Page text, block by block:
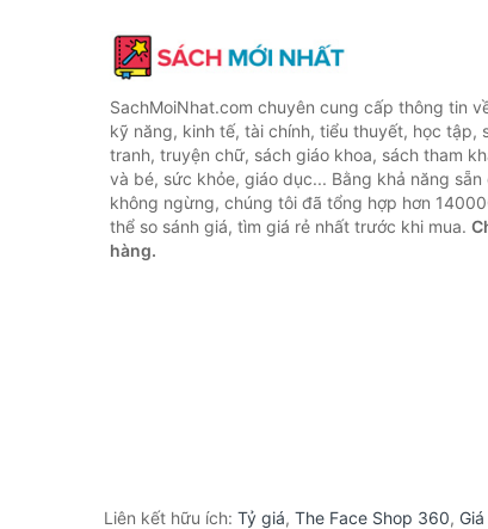
SachMoiNhat.com chuyên cung cấp thông tin
kỹ năng, kinh tế, tài chính, tiểu thuyết, học tập,
tranh, truyện chữ, sách giáo khoa, sách tham
và bé, sức khỏe, giáo dục... Bằng khả năng
không ngừng, chúng tôi đã tổng hợp hơn
thể so sánh giá, tìm giá rẻ nhất trước khi mua.
hàng.
Liên kết hữu ích: Tỷ giá, The Face Shop 360,